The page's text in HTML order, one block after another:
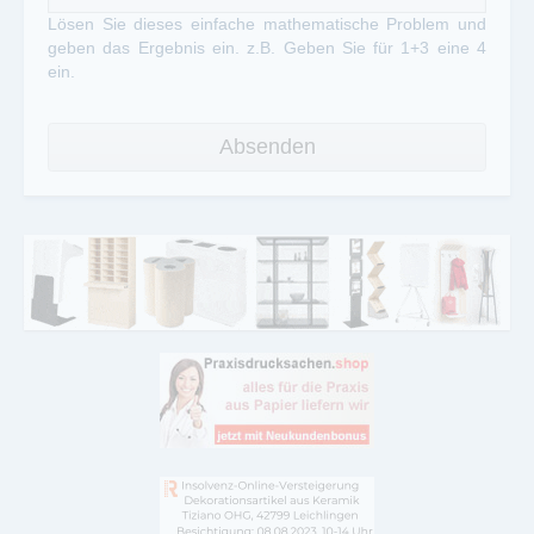
Lösen Sie dieses einfache mathematische Problem und
geben das Ergebnis ein. z.B. Geben Sie für 1+3 eine 4
ein.